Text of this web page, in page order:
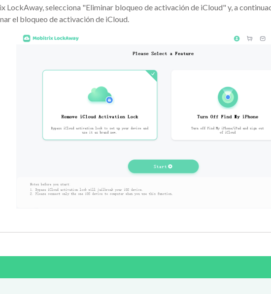
selecciona "Eliminar bloqueo de activación de iCloud" y, a
el bloqueo de activación de iCloud.